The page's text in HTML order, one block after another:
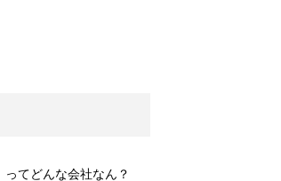
ってどんな会社なん？